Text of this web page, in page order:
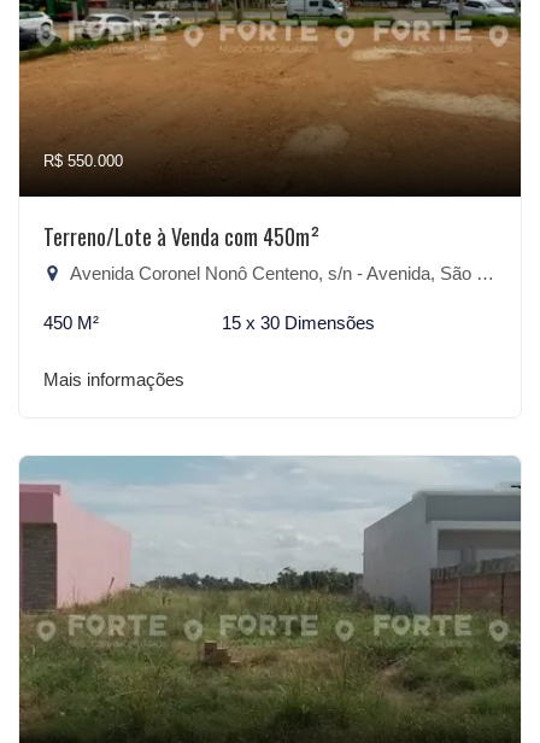
R$ 550.000
Terreno/Lote à Venda com 450m²
Avenida Coronel Nonô Centeno, s/n - Avenida, São Lourenço do Sul-RS
450 M² 15 x 30 Dimensões
Mais informações